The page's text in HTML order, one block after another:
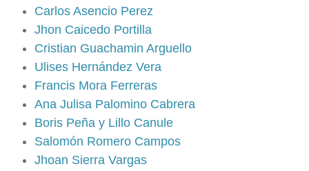
Carlos Asencio Perez
Jhon Caicedo Portilla
Cristian Guachamin Arguello
Ulises Hernández Vera
Francis Mora Ferreras
Ana Julisa Palomino Cabrera
Boris Peña y Lillo Canule
Salomón Romero Campos
Jhoan Sierra Vargas